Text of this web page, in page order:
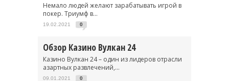
Немало людей желают зарабатывать игрой в
покер. Триумф в...
19.02.2021 0
Обзор Казино Вулкан 24
Казино Вулкан 24 – один из лидеров отрасли
азартных развлечений,...
09.01.2021 0